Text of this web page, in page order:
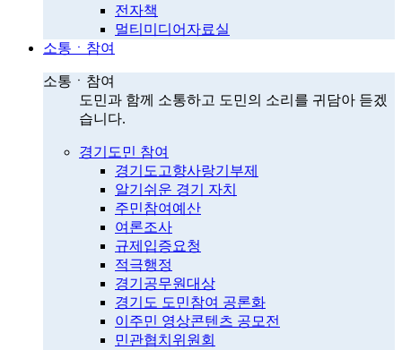
전자책
멀티미디어자료실
소통ㆍ참여
소통ㆍ참여
도민과 함께 소통하고 도민의 소리를 귀담아 듣겠
습니다.
경기도민 참여
경기도고향사랑기부제
알기쉬운 경기 자치
주민참여예산
여론조사
규제입증요청
적극행정
경기공무원대상
경기도 도민참여 공론화
이주민 영상콘텐츠 공모전
민관협치위원회